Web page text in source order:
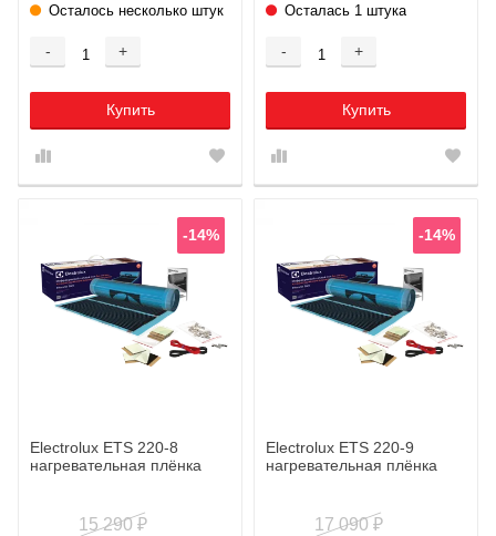
Осталось несколько штук
- +
Купить
Осталась 1 штука
- +
Купить
-14%
Electrolux ETS 220-8
нагревательная плёнка
15 290 ₽
-14%
Electrolux ETS 220-9
нагревательная плёнка
17 090 ₽